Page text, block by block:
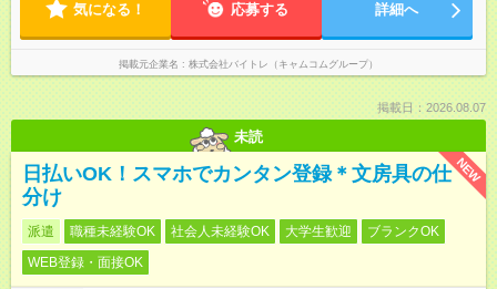
気になる！ 応募する 詳細へ
掲載元企業名 株式会社バイトレ（キャムコムグループ）
掲載日：2026.08.07
未読
NEW
日払いOK！スマホでカンタン登録＊文房具の仕
分け
派遣 職種未経験OK 社会人未経験OK 大学生歓迎
ブランクOK
WEB登録・面接OK